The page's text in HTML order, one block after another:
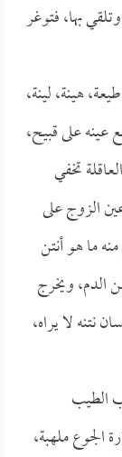
بها، فتوغر
هينة، لينة،
عينه على قبيح،
تخفي
الزوج على
ما هو أنتن
الدم، ويخرج
نتنه لا يراه،
الطيب
الجوع ملهبة،